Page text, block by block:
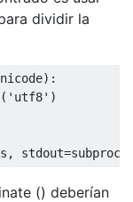
dividir la
):
( 'utf8' )
, stdout=
() deberían